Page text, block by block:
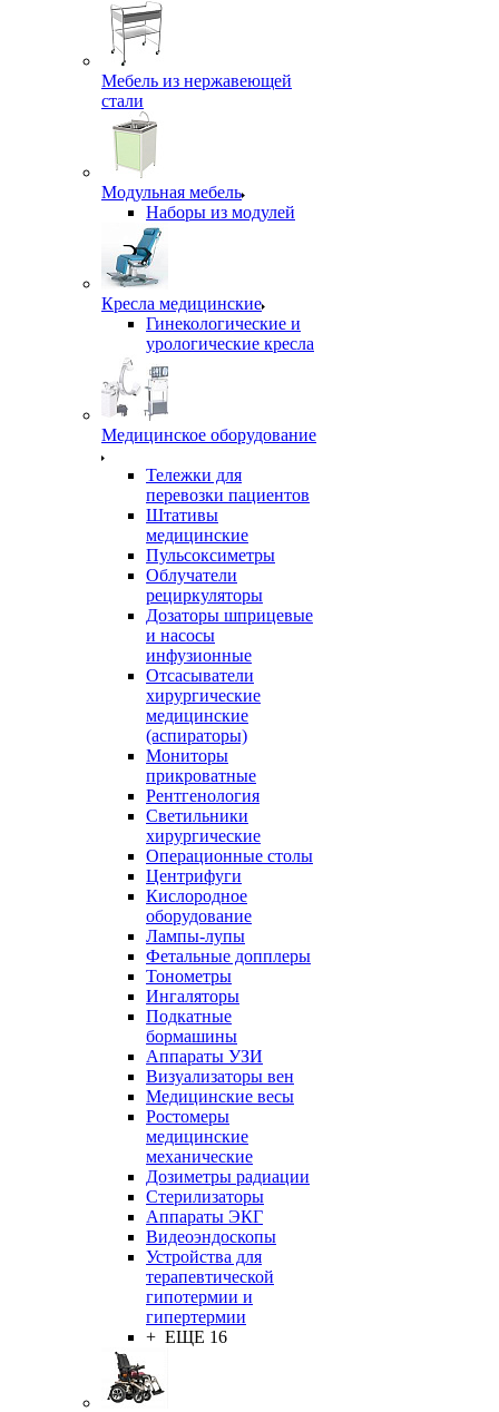
Мебель из нержавеющей
стали
Модульная мебель
Наборы из модулей
Кресла медицинские
Гинекологические и
урологические кресла
Медицинское оборудование
Тележки для
перевозки пациентов
Штативы
медицинские
Пульсоксиметры
Облучатели
рециркуляторы
Дозаторы шприцевые
и насосы
инфузионные
Отсасыватели
хирургические
медицинские
(аспираторы)
Мониторы
прикроватные
Рентгенология
Светильники
хирургические
Операционные столы
Центрифуги
Кислородное
оборудование
Лампы-лупы
Фетальные допплеры
Тонометры
Ингаляторы
Подкатные
бормашины
Аппараты УЗИ
Визуализаторы вен
Медицинские весы
Ростомеры
медицинские
механические
Дозиметры радиации
Стерилизаторы
Аппараты ЭКГ
Видеоэндоскопы
Устройства для
терапевтической
гипотермии и
гипертермии
+ ЕЩЕ 16